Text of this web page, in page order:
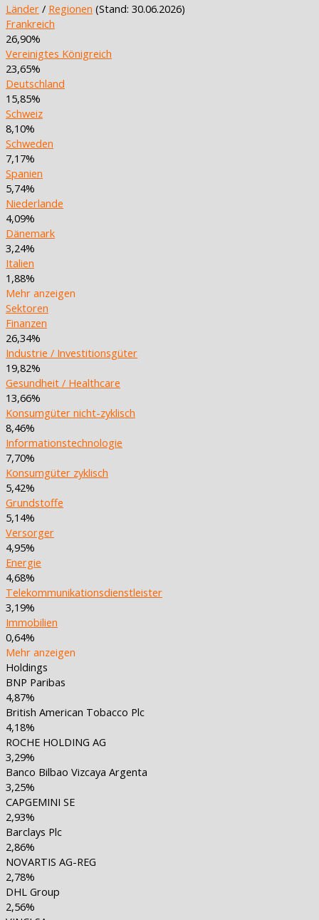
Länder / Regionen (Stand: 30.06.2026)
Frankreich
26,90%
Vereinigtes Königreich
23,65%
Deutschland
15,85%
Schweiz
8,10%
Schweden
7,17%
Spanien
5,74%
Niederlande
4,09%
Dänemark
3,24%
Italien
1,88%
Mehr anzeigen
Sektoren
Finanzen
26,34%
Industrie / Investitionsgüter
19,82%
Gesundheit / Healthcare
13,66%
Konsumgüter nicht-zyklisch
8,46%
Informationstechnologie
7,70%
Konsumgüter zyklisch
5,42%
Grundstoffe
5,14%
Versorger
4,95%
Energie
4,68%
Telekommunikationsdienstleister
3,19%
Immobilien
0,64%
Mehr anzeigen
Holdings
BNP Paribas
4,87%
British American Tobacco Plc
4,18%
ROCHE HOLDING AG
3,29%
Banco Bilbao Vizcaya Argenta
3,25%
CAPGEMINI SE
2,93%
Barclays Plc
2,86%
NOVARTIS AG-REG
2,78%
DHL Group
2,56%